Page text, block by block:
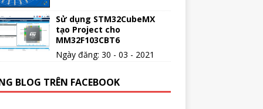
Sử dụng STM32CubeMX
tạo Project cho
MM32F103CBT6
Ngày đăng: 30 - 03 - 2021
BLOG TRÊN FACEBOOK